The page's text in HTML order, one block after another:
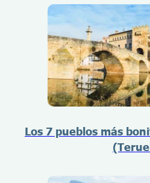
Los 7 pueblos más